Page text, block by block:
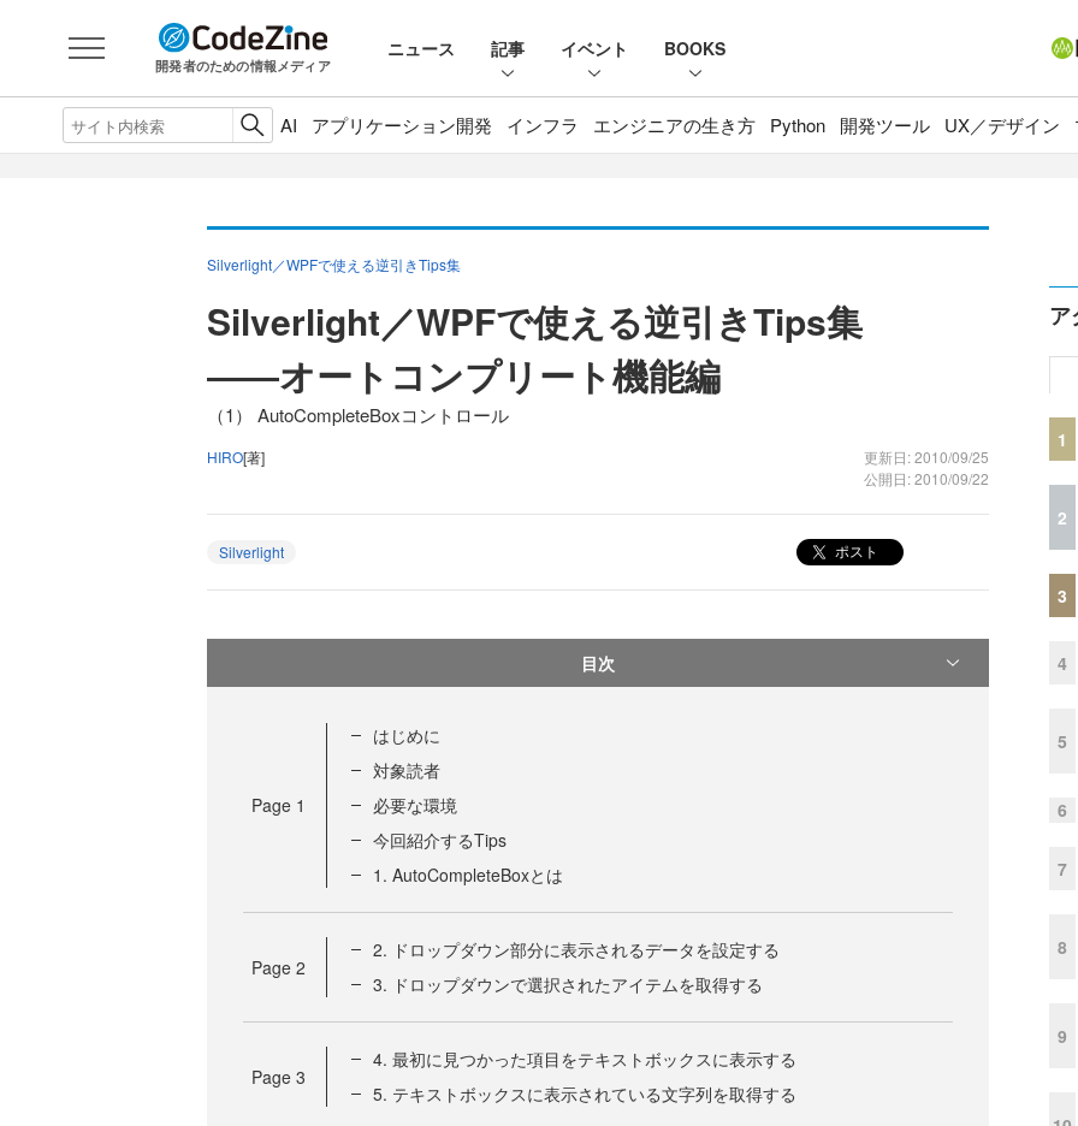
開発者のための情報メディア
ニュース 記事 イベント BOOKS
AI アプリケーション開発 インフラ エンジニアの生き方 Python 開発ツール UX／デザイン
Silverlight／WPFで使える逆引きTips集
Silverlight／WPFで使える逆引きTips集
――オートコンプリート機能編
（1） AutoCompleteBoxコントロール
HIRO[著]
更新日: 2010/09/25
公開日: 2010/09/22
Silverlight ポスト
目次
Page 1
はじめに
対象読者
必要な環境
今回紹介するTips
1. AutoCompleteBoxとは
Page 2
2. ドロップダウン部分に表示されるデータを設定する
3. ドロップダウンで選択されたアイテムを取得する
Page 3
4. 最初に見つかった項目をテキストボックスに表示する
5. テキストボックスに表示されている文字列を取得する
ア
1
2
3
4
5
6
7
8
9